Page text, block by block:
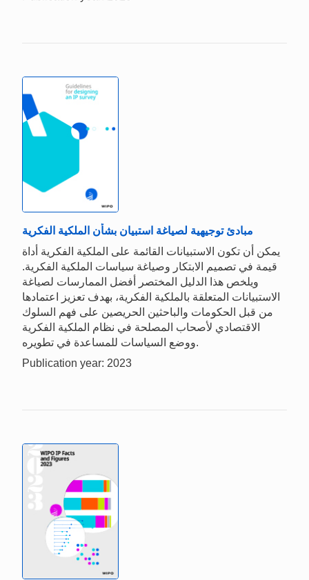
مبادئ توجيهية لصياغة استبيان بشأن الملكية الفكرية
يمكن أن تكون الاستبيانات القائمة على الملكية الفكرية أداة
قيمة في تصميم الابتكار وصياغة سياسات الملكية الفكرية.
ويلخص هذا الدليل المختصر أفضل الممارسات لصياغة
الاستبيانات المتعلقة بالملكية الفكرية، بهدف تعزيز اعتمادها
من قبل الحكومات والباحثين الحريصين على فهم السلوك
الاقتصادي لأصحاب المصلحة في نظام الملكية الفكرية
ووضع السياسات للمساعدة في تطويره.
Publication year: 2023